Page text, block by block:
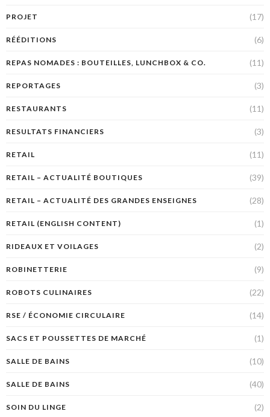
PROJET (17)
RÉÉDITIONS (6)
REPAS NOMADES : BOUTEILLES, LUNCHBOX & CO. (11)
REPORTAGES (3)
RESTAURANTS (11)
RESULTATS FINANCIERS (3)
RETAIL (11)
RETAIL – ACTUALITÉ BOUTIQUES (39)
RETAIL – ACTUALITÉ DES GRANDES ENSEIGNES (28)
RETAIL (ENGLISH CONTENT) (1)
RIDEAUX ET VOILAGES (2)
ROBINETTERIE (9)
ROBOTS CULINAIRES (22)
RSE / ÉCONOMIE CIRCULAIRE (14)
SACS ET POUSSETTES DE MARCHÉ (1)
SALLE DE BAINS (10)
SALLE DE BAINS (40)
SOIN DU LINGE (2)